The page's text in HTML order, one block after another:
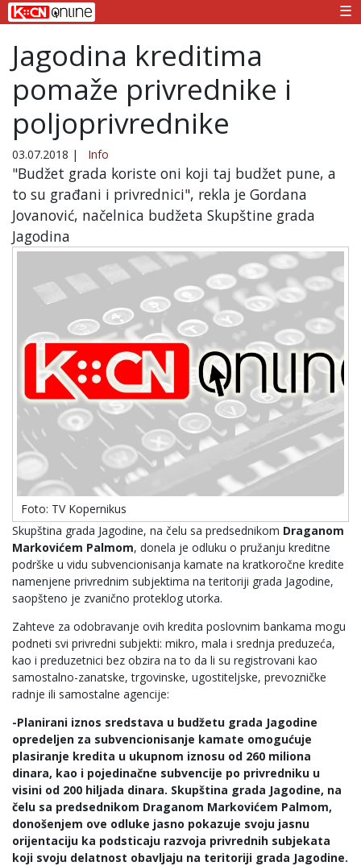
☰
Jagodina kreditima
pomaže privrednike i
poljoprivrednike
03.07.2018 | Info
"Budžet grada koriste oni koji taj budžet pune, a
to su građani i privrednici", rekla je Gordana
Jovanović, načelnica budžeta Skupštine grada
Jagodina
Foto: TV Kopernikus
Skupština grada Jagodine, na čelu sa predsednikom Draganom
Markovićem Palmom, donela je odluku o pružanju kreditne
podrške u vidu subvencionisanja kamate na kratkoročne kredite
namenjene privrednim subjektima na teritoriji grada Jagodine,
saopšteno je zvanično proteklog utorka.
Zahteve za odobravanje ovih kredita poslovnim bankama mogu
podneti svi privredni subjekti: mikro, mala i srednja preduzeća,
kao i preduzetnici bez obzira na to da li su registrovani kao
samostalno-zanatske, trgovinske, ugostiteljske, prevozničke
radnje ili samostalne agencije:
-Planirani iznos sredstava u budžetu grada Jagodine
opredeljen za subvencionisanje kamate omogućuje
plasiranje kredita u ukupnom iznosu od 260 miliona
dinara, kao i pojedinačne subvencije po privredniku u
visini od 200 hiljada dinara. Skupština grada Jagodine, na
čelu sa predsednikom Draganom Markovićem Palmom,
donošenjem ove odluke jasno pokazuje svoju jasnu
orijentaciju ka podsticaju razvoja privrednih subjekata
koji svoju delatnost obavljaju na teritoriji grada Jagodine.